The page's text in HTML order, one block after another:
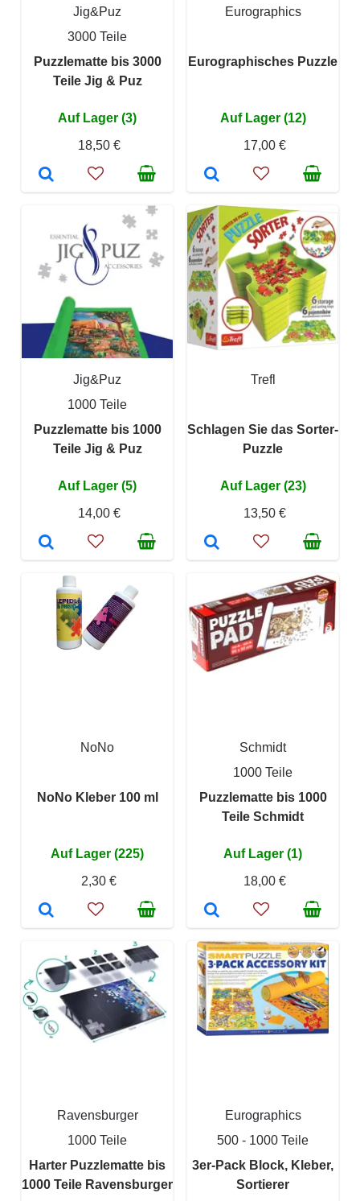
Jig&Puz
3000 Teile
Puzzlematte bis 3000
Teile Jig & Puz
Auf Lager (3)
18,50 €
Eurographics
Eurographisches Puzzle
Auf Lager (12)
17,00 €
Jig&Puz
1000 Teile
Puzzlematte bis 1000
Teile Jig & Puz
Auf Lager (5)
14,00 €
Trefl
Schlagen Sie das Sorter-
Puzzle
Auf Lager (23)
13,50 €
NoNo
NoNo Kleber 100 ml
Auf Lager (225)
2,30 €
Schmidt
1000 Teile
Puzzlematte bis 1000
Teile Schmidt
Auf Lager (1)
18,00 €
Ravensburger
1000 Teile
Harter Puzzlematte bis
1000 Teile Ravensburger
Eurographics
500 - 1000 Teile
3er-Pack Block, Kleber,
Sortierer